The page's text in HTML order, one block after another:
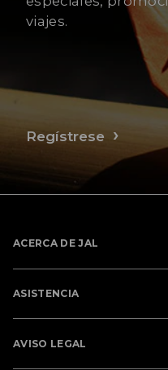
viajes.
Regístrese
ACERCA DE JAL
ASISTENCIA
AVISO LEGAL